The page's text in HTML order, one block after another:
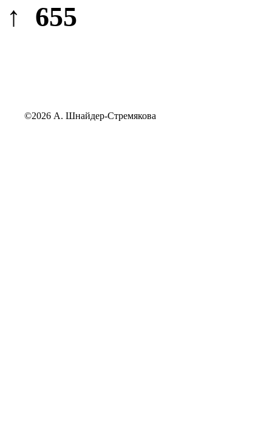
↑ 655
©2026 А. Шнайдер-Стремякова